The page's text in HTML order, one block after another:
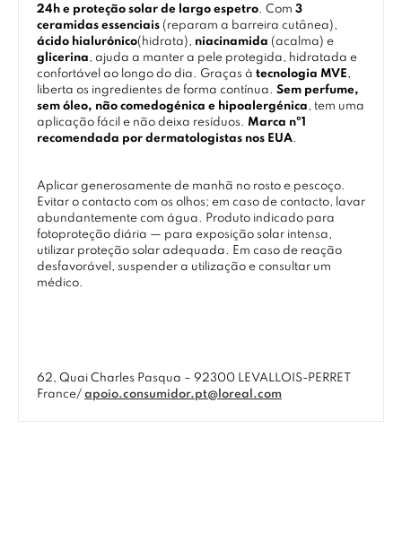
24h e proteção solar de largo espetro. Com 3
ceramidas essenciais (reparam a barreira cutânea),
ácido hialurónico(hidrata), niacinamida (acalma) e
glicerina, ajuda a manter a pele protegida, hidratada e
confortável ao longo do dia. Graças à tecnologia MVE,
liberta os ingredientes de forma contínua. Sem perfume,
sem óleo, não comedogénica e hipoalergénica, tem uma
aplicação fácil e não deixa resíduos. Marca nº1
recomendada por dermatologistas nos EUA.
Aplicar generosamente de manhã no rosto e pescoço.
Evitar o contacto com os olhos; em caso de contacto, lavar
abundantemente com água. Produto indicado para
fotoproteção diária — para exposição solar intensa,
utilizar proteção solar adequada. Em caso de reação
desfavorável, suspender a utilização e consultar um
médico.
62, Quai Charles Pasqua – 92300 LEVALLOIS-PERRET
France/ apoio.consumidor.pt@loreal.com